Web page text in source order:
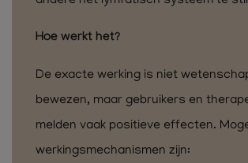
Hoe werkt het?
De exacte werking is niet
bewezen, maar gebruikers en
melden vaak positieve effecten.
werkingsmechanismen zijn: